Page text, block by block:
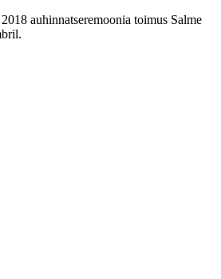
auhinnatseremoonia toimus Salme